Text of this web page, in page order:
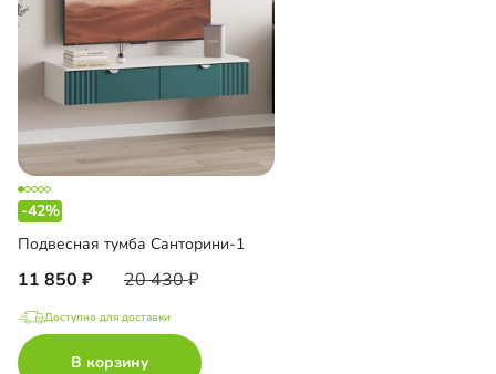
-42%
Подвесная тумба Санторини-1
11 850 20 430
Доступно для доставки
В корзину